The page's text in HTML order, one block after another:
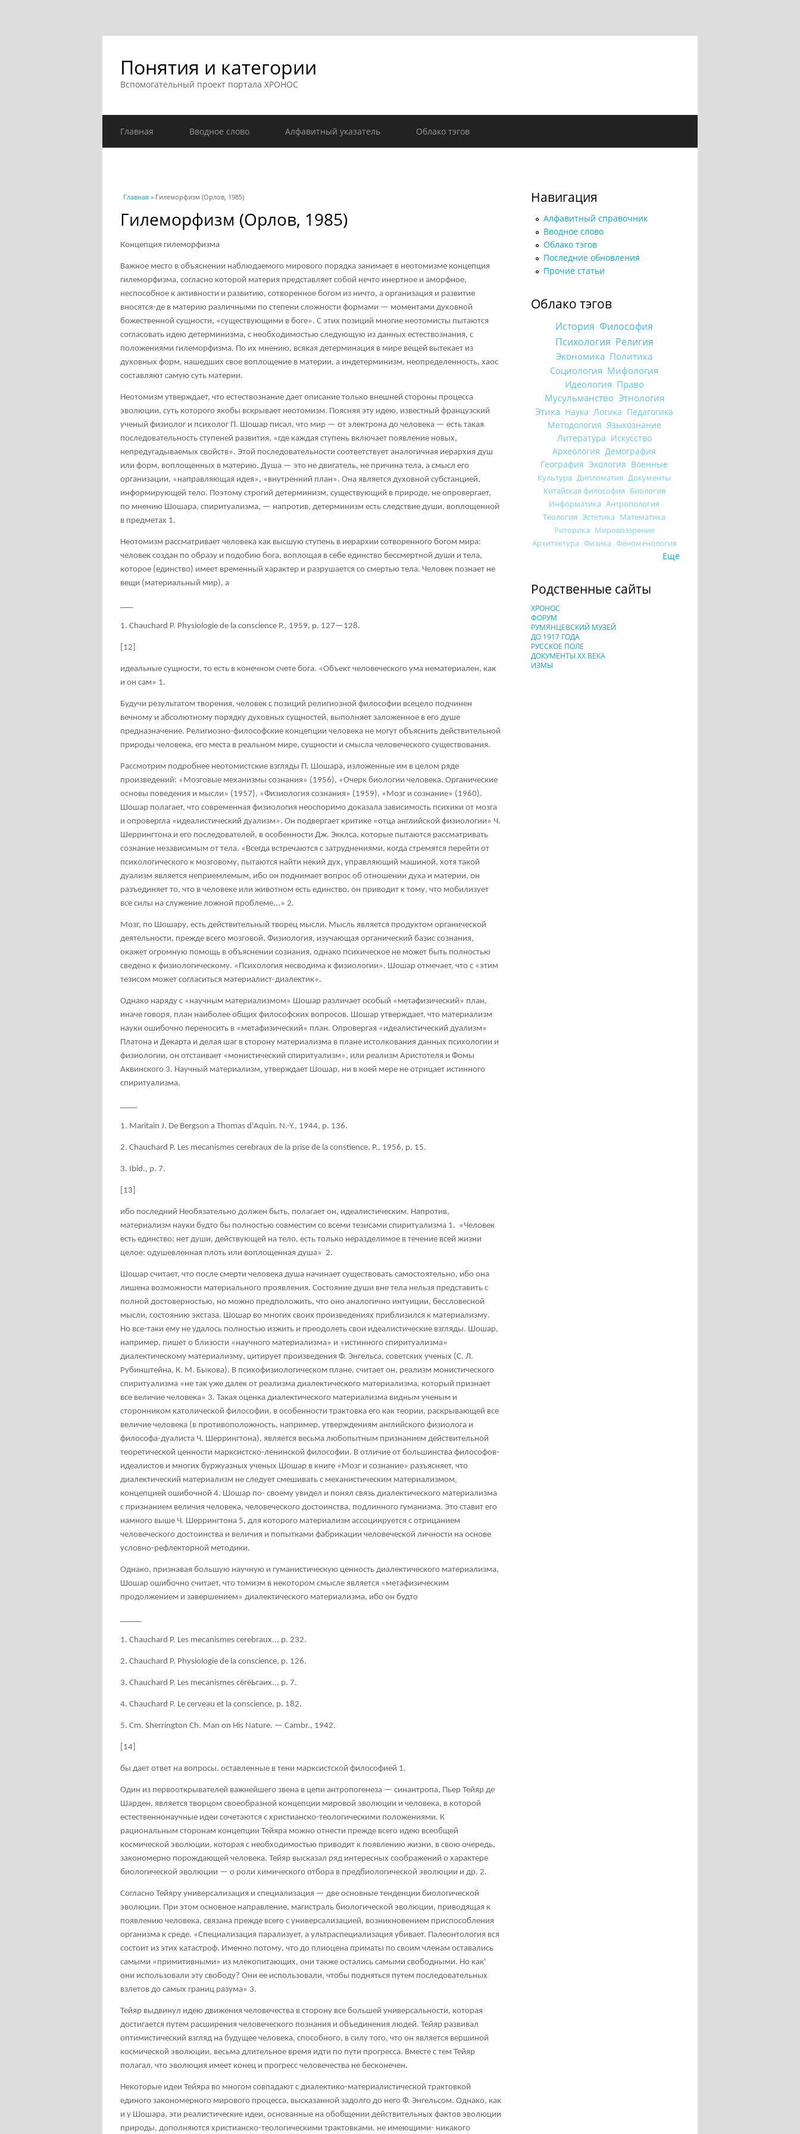
Понятия и категории
Вспомогательный проект портала ХРОНОС
Главная Вводное слово Алфавитный указатель Облако тэгов
Вы здесь
Главная » Гилеморфизм (Орлов, 1985)
Гилеморфизм (Орлов, 1985)
Концепция гилеморфизма
Важное место в объяснении наблюдаемого мирового порядка занимает в неотомизме концепция
гилеморфизма, согласно которой материя представляет собой нечто инертное и аморфное,
неспособное к активности и развитию, сотворенное богом из ничто, а организация и развитие
вносятся-де в материю различными по степени сложности формами — моментами духовной
божественной сущности, «существующими в боге». С этих позиций многие неотомисты пытаются
согласовать идею детерминизма, с необходимостью следующую из данных естествознания, с
положениями гилеморфизма. По их мнению, всякая детерминация в мире вещей вытекает из
духовных форм, нашедших свое воплощение в материи, а индетерминизм, неопределенность, хаос
составляют самую суть материи.
Неотомизм утверждает, что естествознание дает описание только внешней стороны процесса
эволюции, суть которого якобы вскрывает неотомизм. Поясняя эту идею, известный французский
ученый физиолог и психолог П. Шошар писал, что мир — от электрона до человека — есть такая
последовательность ступеней развития, «где каждая ступень включает появление новых,
непредугадываемых свойств». Этой последовательности соответствует аналогичная иерархия душ
или форм, воплощенных в материю. Душа — это не двигатель, не причина тела, а смысл его
организации, «направляющая идея», «внутренний план». Она является духовной субстанцией,
информирующей тело. Поэтому строгий детерминизм, существующий в природе, не опровергает,
по мнению Шошара, спиритуализма, — напротив, детерминизм есть следствие души, воплощенной
в предметах 1.
Неотомизм рассматривает человека как высшую ступень в иерархии сотворенного богом мира:
человек создан по образу и подобию бога, воплощая в себе единство бессмертной души и тела,
которое (единство) имеет временный характер и разрушается со смертью тела. Человек познает не
вещи (материальный мир), а
1. Chauchard P. Physiologie de la conscience P., 1959, p. 127—128.
[12]
идеальные сущности, то есть в конечном счете бога. «Объект человеческого ума нематериален, как
и он сам» 1.
Будучи результатом творения, человек с позиций религиозной философии всецело подчинен
вечному и абсолютному порядку духовных сущностей, выполняет заложенное в его душе
предназначение. Религиозно-философские концепции человека не могут объяснить действительной
природы человека, его места в реальном мире, сущности и смысла человеческого существования.
Рассмотрим подробнее неотомистские взгляды П. Шошара, изложенные им в целом ряде
произведений: «Мозговые механизмы сознания» (1956), «Очерк биологии человека. Органические
основы поведения и мысли» (1957), «Физиология сознания» (1959), «Мозг и сознание» (1960).
Шошар полагает, что современная физиология неоспоримо доказала зависимость психики от мозга
и опровергла «идеалистический дуализм». Он подвергает критике «отца английской физиологии» Ч.
Шеррингтона и его последователей, в особенности Дж. Экклса, которые пытаются рассматривать
сознание независимым от тела. «Всегда встречаются с затруднениями, когда стремятся перейти от
психологического к мозговому, пытаются найти некий дух, управляющий машиной, хотя такой
дуализм является неприемлемым, ибо он поднимает вопрос об отношении духа и материи, он
разъединяет то, что в человеке или животном есть единство, он приводит к тому, что мобилизует
все силы на служение ложной проблеме...» 2.
Мозг, по Шошару, есть действительный творец мысли. Мысль является продуктом органической
деятельности, прежде всего мозговой. Физиология, изучающая органический базис сознания,
окажет огромную помощь в объяснении сознания, однако психическое не может быть полностью
сведено к физиологическому. «Психология несводима к физиологии». Шошар отмечает, что с «этим
тезисом может согласиться материалист-диалектик».
Однако наряду с «научным материализмом» Шошар различает особый «метафизический» план,
иначе говоря, план наиболее общих философских вопросов. Шошар утверждает, что материализм
науки ошибочно переносить в «метафизический» план. Опровергая «идеалистический дуализм»
Платона и Декарта и делая шаг в сторону материализма в плане истолкования данных психологии и
физиологии, он отстаивает «монистический спиритуализм», или реализм Аристотеля и Фомы
Аквинского 3. Научный материализм, утверждает Шошар, ни в коей мере не отрицает истинного
спиритуализма,
1. Maritain J. De Bergson a Thomas d'Aquin. N.-Y., 1944, p. 136.
2. Chauchard P. Les mecanismes cerebraux de la prise de la constience. P., 1956, p. 15.
3. Ibid., p. 7.
[13]
ибо последний Необязательно должен быть, полагает он, идеалистическим. Напротив,
материализм науки будто бы полностью совместим со всеми тезисами спиритуализма 1. «Человек
есть единство; нет души, действующей на тело, есть только неразделимое в течение всей жизни
целое: одушевленная плоть или воплощенная душа» 2.
Шошар считает, что после смерти человека душа начинает существовать самостоятельно, ибо она
лишена возможности материального проявления. Состояние души вне тела нельзя представить с
полной достоверностью, но можно предположить, что оно аналогично интуиции, бессловесной
мысли, состоянию экстаза. Шошар во многих своих произведениях приблизился к материализму.
Но все-таки ему не удалось полностью изжить и преодолеть свои идеалистические взгляды. Шошар,
например, пишет о близости «научного материализма» и «истинного спиритуализма»
диалектическому материализму, цитирует произведения Ф. Энгельса, советских ученых (С. Л.
Рубинштейна, К. М. Быкова). В психофизиологическом плане, считает он, реализм монистического
спиритуализма «не так уже далек от реализма диалектического материализма, который признает
все величие человека» 3. Такая оценка диалектического материализма видным ученым и
сторонником католической философии, в особенности трактовка его как теории, раскрывающей все
величие человека (в противоположность, например, утверждениям английского физиолога и
философа-дуалиста Ч. Шеррингтона), является весьма любопытным признанием действительной
теоретической ценности марксистско-ленинской философии. В отличие от большинства философов-
идеалистов и многих буржуазных ученых Шошар в книге «Мозг и сознание» разъясняет, что
диалектический материализм не следует смешивать с механистическим материализмом,
концепцией ошибочной 4. Шошар по- своему увидел и понял связь диалектического материализма
с признанием величия человека, человеческого достоинства, подлинного гуманизма. Это ставит его
намного выше Ч. Шеррингтона 5, для которого материализм ассоциируется с отрицанием
человеческого достоинства и величия и попытками фабрикации человеческой личности на основе
условно-рефлекторной методики.
Однако, признавая большую научную и гуманистическую ценность диалектического материализма,
Шошар ошибочно считает, что томизм в некотором смысле является «метафизическим
продолжением и завершением» диалектического материализма, ибо он будто
1. Chauchard P. Les mecanismes cerebraux.., p. 232.
2. Chauchard P. Physiologie de la conscience, p. 126.
3. Chauchard P. Les mecanismes сёгёЬгаих.., p. 7.
4. Chauchard P. Le cerveau et la conscience, p. 182.
5. Cm. Sherrington Ch. Man on His Nature. — Cambr., 1942.
[14]
бы дает ответ на вопросы, оставленные в тени марксистской философией 1.
Один из первооткрывателей важнейшего звена в цепи антропогенеза — синантропа, Пьер Тейяр де
Шарден, является творцом своеобразной концепции мировой эволюции и человека, в которой
естественнонаучные идеи сочетаются с христианско-теологическими положениями. К
рациональным сторонам концепции Тейяра можно отнести прежде всего идею всеобщей
космической эволюции, которая с необходимостью приводит к появлению жизни, в свою очередь,
закономерно порождающей человека. Тейяр высказал ряд интересных соображений о характере
биологической эволюции — о роли химического отбора в предбиологической эволюции и др. 2.
Согласно Тейяру универсализация и специализация — две основные тенденции биологической
эволюции. При этом основное направление, магистраль биологической эволюции, приводящая к
появлению человека, связана прежде всего с универсализацией, возникновением приспособления
организма к среде. «Специализация парализует, а ультраспециализация убивает. Палеонтология вся
состоит из этих катастроф. Именно потому, что до плиоцена приматы по своим членам оставались
самыми «примитивными» из млекопитающих, они также остались самыми свободными. Но как'
они использовали эту свободу? Они ее использовали, чтобы подняться путем последовательных
взлетов до самых границ разума» 3.
Тейяр выдвинул идею движения человечества в сторону все большей универсальности, которая
достигается путем расширения человеческого познания и объединения людей. Тейяр развивал
оптимистический взгляд на будущее человека, способного, в силу того, что он является вершиной
космической эволюции, весьма длительное время идти по пути прогресса. Вместе с тем Тейяр
полагал, что эволюция имеет конец и прогресс человечества не бесконечен.
Некоторые идеи Тейяра во многом совпадают с диалектико-материалистической трактовкой
единого закономерного мирового процесса, высказанной задолго до него Ф. Энгельсом. Однако, как
и у Шошара, эти реалистические идеи, основанные на обобщении действительных фактов эволюции
природы, дополняются христианско-теологическими трактовками, не имеющими- никакого
Навигация
Алфавитный справочник
Вводное слово
Облако тэгов
Последние обновления
Прочие статьи
Облако тэгов
История Философия
Психология Религия
Экономика Политика
Социология Мифология
Идеология Право
Мусульманство Этнология
Этика Наука Логика Педагогика
Методология Языкознание
Литература Искусство
Археология Демография
География Экология Военные
Культура Дипломатия Документы
Китайская философия Биология
Информатика Антропология
Теология Эстетика Математика
Риторика Мировоззрение
Архитектура Физика Феноменология
Еще
Родственные сайты
ХРОНОС
ФОРУМ
РУМЯНЦЕВСКИЙ МУЗЕЙ
ДО 1917 ГОДА
РУССКОЕ ПОЛЕ
ДОКУМЕНТЫ XX ВЕКА
ИЗМЫ